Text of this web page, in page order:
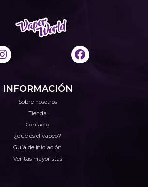
INFORMACIÓN
Sobre nosotros
Tienda
Contacto
¿qué es el vapeo?
Guía de iniciación
Ventas mayoristas